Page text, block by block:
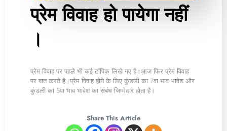
प्रेम विवाह हो पायेगा नहीं
।
प्रेम विवाह पर पहले भी कई टॉपिक लिखे गए है।आज फिर प्रेम विवाह
पर बात करते है।प्रेम विवाह होने के लिए कुंडली का 7वा भाव भावेश और
कुंडली का 5वा भाव भावेश का संबंध जिम्मेदार होता है।
Share This Article